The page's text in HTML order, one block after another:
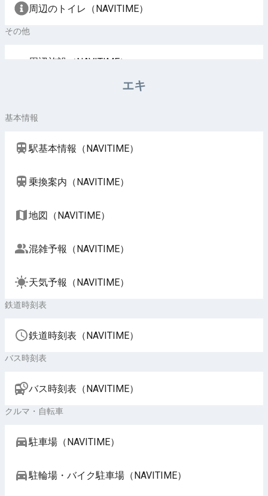
周辺のトイレ（NAVITIME）
その他
周辺施設（NAVITIME）
エキ
基本情報
駅基本情報（NAVITIME）
乗換案内（NAVITIME）
地図（NAVITIME）
混雑予報（NAVITIME）
天気予報（NAVITIME）
鉄道時刻表
鉄道時刻表（NAVITIME）
バス時刻表
バス時刻表（NAVITIME）
クルマ・自転車
駐車場（NAVITIME）
駐輪場・バイク駐車場（NAVITIME）